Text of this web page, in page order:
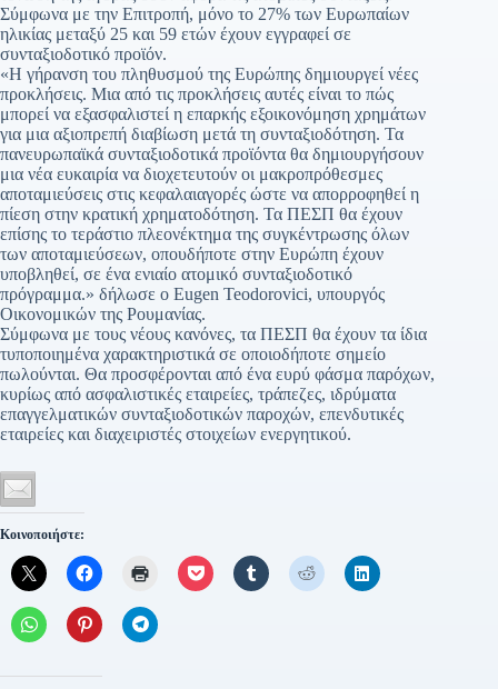
Σύμφωνα με την Επιτροπή, μόνο το 27% των Ευρωπαίων
ηλικίας μεταξύ 25 και 59 ετών έχουν εγγραφεί σε
συνταξιοδοτικό προϊόν.
«Η γήρανση του πληθυσμού της Ευρώπης δημιουργεί νέες
προκλήσεις. Μια από τις προκλήσεις αυτές είναι το πώς
μπορεί να εξασφαλιστεί η επαρκής εξοικονόμηση χρημάτων
για μια αξιοπρεπή διαβίωση μετά τη συνταξιοδότηση. Τα
πανευρωπαϊκά συνταξιοδοτικά προϊόντα θα δημιουργήσουν
μια νέα ευκαιρία να διοχετευτούν οι μακροπρόθεσμες
αποταμιεύσεις στις κεφαλαιαγορές ώστε να απορροφηθεί η
πίεση στην κρατική χρηματοδότηση. Τα ΠΕΣΠ θα έχουν
επίσης το τεράστιο πλεονέκτημα της συγκέντρωσης όλων
των αποταμιεύσεων, οπουδήποτε στην Ευρώπη έχουν
υποβληθεί, σε ένα ενιαίο ατομικό συνταξιοδοτικό
πρόγραμμα.» δήλωσε ο Eugen Teodorovici, υπουργός
Οικονομικών της Ρουμανίας.
Σύμφωνα με τους νέους κανόνες, τα ΠΕΣΠ θα έχουν τα ίδια
τυποποιημένα χαρακτηριστικά σε οποιοδήποτε σημείο
πωλούνται. Θα προσφέρονται από ένα ευρύ φάσμα παρόχων,
κυρίως από ασφαλιστικές εταιρείες, τράπεζες, ιδρύματα
επαγγελματικών συνταξιοδοτικών παροχών, επενδυτικές
εταιρείες και διαχειριστές στοιχείων ενεργητικού.
Κοινοποιήστε: